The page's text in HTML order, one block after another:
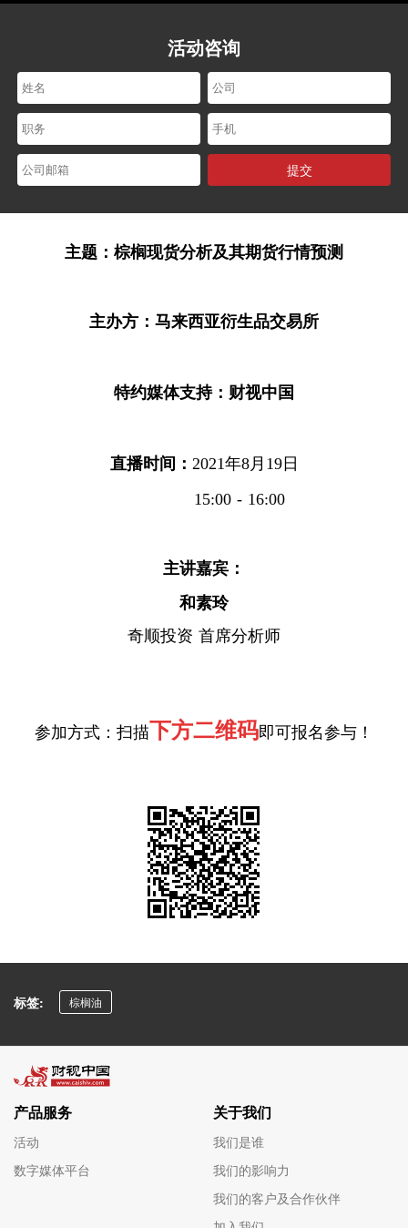
提交
活动咨询
提交
主题： 棕榈现货分析及其期货行情预测
主办方：马来西亚衍生品交易所
特约媒体支持： 财视中国
直播时间： 2021年8月19日
15:00 - 16:00
主讲嘉宾：
和素玲
奇顺投资 首席分析师
参加方式：扫描下方二维码即可报名参与！
标签: 棕榈油
产品服务
活动
数字媒体平台
关于我们
我们是谁
我们的影响力
我们的客户及合作伙伴